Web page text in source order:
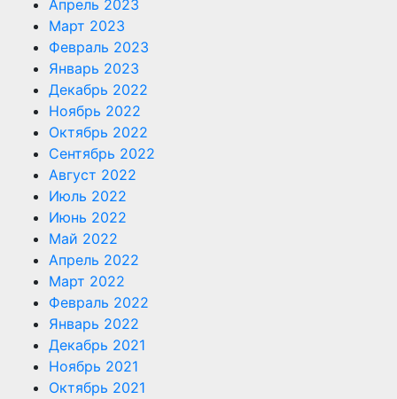
Апрель 2023
Март 2023
Февраль 2023
Январь 2023
Декабрь 2022
Ноябрь 2022
Октябрь 2022
Сентябрь 2022
Август 2022
Июль 2022
Июнь 2022
Май 2022
Апрель 2022
Март 2022
Февраль 2022
Январь 2022
Декабрь 2021
Ноябрь 2021
Октябрь 2021